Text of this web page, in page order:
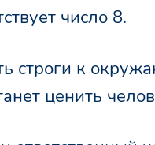
число 8.
строги к
ценить